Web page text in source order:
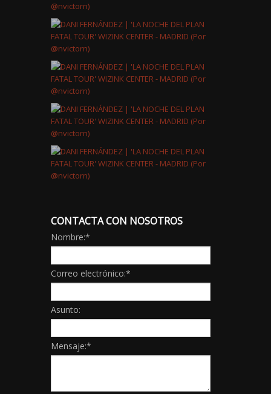
CONTACTA CON NOSOTROS
Nombre:*
Correo electrónico:*
Asunto:
Mensaje:*